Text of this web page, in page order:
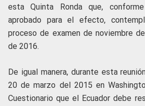
esta Quinta Ronda que,
aprobado para el efecto,
proceso de examen de noviembre
de 2016.
De igual manera, durante esta
20 de marzo del 2015 en
Cuestionario que el Ecuador debe